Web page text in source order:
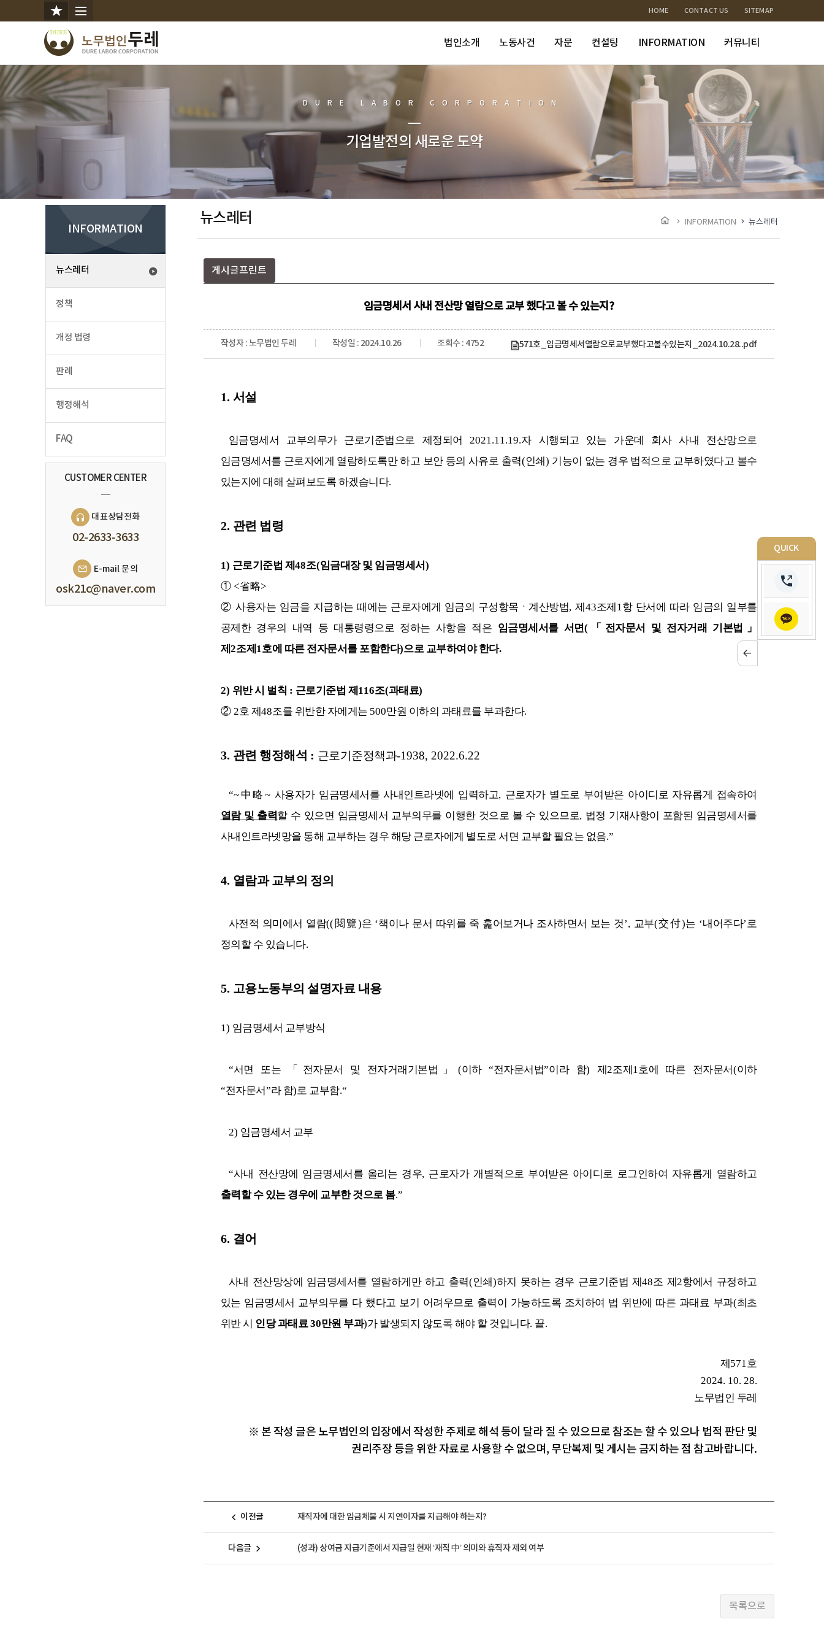
QUICK
HOME CONTACT US SITEMAP
법인소개 노동사건 자문 컨설팅 INFORMATION 커뮤니티
DURE LABOR CORPORATION
기업발전의 새로운 도약
INFORMATION
뉴스레터
정책
개정 법령
판례
행정해석
FAQ
CUSTOMER CENTER
대표상담전화
02-2633-3633
E-mail 문의
osk21c@naver.com
뉴스레터 INFORMATION 뉴스레터
게시글프린트
임금명세서 사내 전산망 열람으로 교부 했다고 볼 수 있는지?
작성자 : 노무법인 두레 작성일 : 2024.10.26 조회수 : 4752 571호_임금명세서열람으로교부했다고볼수있는지_2024.10.28..pdf
1. 서설
임금명세서 교부의무가 근로기준법으로 제정되어2021.11.19.자 시행되고 있는 가운데 회사 사내 전산망으로
임금명세서를 근로자에게 열람하도록만 하고 보안 등의 사유로 출력(인쇄) 기능이 없는 경우 법적으로 교부하였다고 볼수
있는지에 대해 살펴보도록 하겠습니다.
2. 관련 법령
1) 근로기준법 제 48조(임금대장 및 임금명세서)
① <省略>
②사용자는 임금을 지급하는 때에는 근로자에게 임금의 구성항목ㆍ계산방법,제 43조제 1항 단서에 따라 임금의 일부를
공제한 경우의 내역 등 대통령령으로 정하는 사항을 적은 임금명세서를 서면(「 전자문서 및 전자거래 기본법
」
제 2조제 1호에 따른 전자문서를 포함한다)으로 교부하여야 한다.
2) 위반 시 벌칙 : 근로기준법 제 116조(과태료)
② 2호 제 48조를 위반한 자에게는 500만원 이하의 과태료를 부과한다.
3. 관련 행정해석 : 근로기준정책과-1938, 2022.6.22
“~中略~ 사용자가 임금명세서를 사내인트라넷에 입력하고, 근로자가 별도로 부여받은 아이디로 자유롭게 접속하여
열람 및 출력할 수 있으면 임금명세서 교부의무를 이행한 것으로 볼 수 있으므로, 법정 기재사항이 포함된 임금명세서를
사내인트라넷망을 통해 교부하는 경우 해당 근로자에게 별도로 서면 교부할 필요는 없음.”
4. 열람과 교부의 정의
사전적 의미에서 열람(( 閱覽)은 ‘책이나 문서 따위를 죽 훑어보거나 조사하면서 보는 것’, 교부(交付)는 ‘내어주다’로
정의할 수 있습니다.
5. 고용노동부의 설명자료 내용
1) 임금명세서 교부방식
“서면 또는 「 전자문서 및 전자거래기본법 」 (이하 “전자문서법”이라 함) 제2조제 1호에 따른 전자문서(이하
“전자문서”라 함)로 교부함.“
2) 임금명세서 교부
“사내 전산망에 임금명세서를 올리는 경우, 근로자가 개별적으로 부여받은 아이디로 로그인하여 자유롭게 열람하고
출력할 수 있는 경우에 교부한 것으로 봄.”
6. 결어
사내 전산망상에 임금명세서를 열람하게만 하고 출력(인쇄)하지 못하는 경우 근로기준법 제48조 제2항에서 규정하고
있는 임금명세서 교부의무를 다 했다고 보기 어려우므로 출력이 가능하도록 조치하여 법 위반에 따른 과태료 부과(최초
위반 시
인당 과태료30만원 부과)가 발생되지 않도록 해야 할 것입니다. 끝.
제 571호
2024. 10. 28.
노무법인 두레
※ 본 작성 글은 노무법인의 입장에서 작성한 주제로 해석 등이 달라 질 수 있으므로 참조는 할 수 있으나 법적 판단 및
권리주장 등을 위한 자료로 사용할 수 없으며, 무단복제 및 게시는 금지하는 점 참고바랍니다.
이전글 재직자에 대한 임금체불 시 지연이자를 지급해야 하는지?
다음글 (성과) 상여금 지급기준에서 지급일 현재 ‘재직 中’ 의미와 휴직자 제외 여부